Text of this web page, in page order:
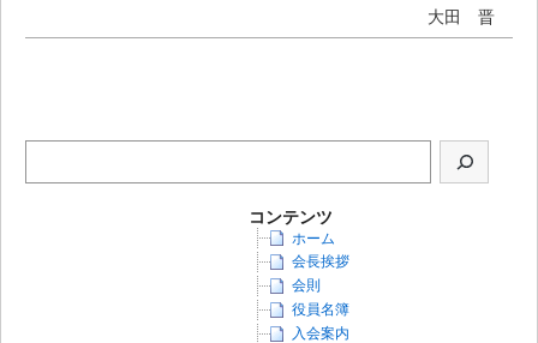
大田 晋
コンテンツ
ホーム
会長挨拶
会則
役員名簿
入会案内